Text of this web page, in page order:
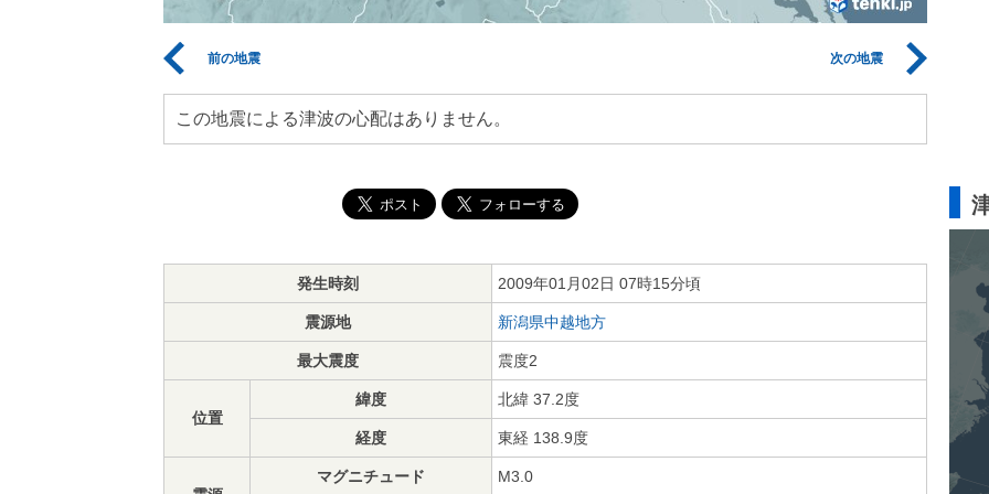
前の地震 次の地震
この地震による津波の心配はありません。
発生時刻 2009年01月02日 07時15分頃
震源地 新潟県中越地方
最大震度 震度2
位置
緯度 北緯 37.2度
経度 東経 138.9度
マグニチュード M3.0